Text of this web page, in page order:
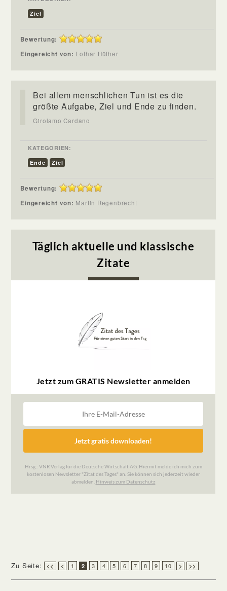
Ziel
Bewertung:
Eingereicht von: Lothar Hüther
Bei allem menschlichen Tun ist es die
größte Aufgabe, Ziel und Ende zu finden.
Girolamo Cardano
KATEGORIEN:
Ende
Ziel
Bewertung:
Eingereicht von: Martin Regenbrecht
Zu Seite: << < 1 2 3 4 5 6 7 8 9 10 > >>